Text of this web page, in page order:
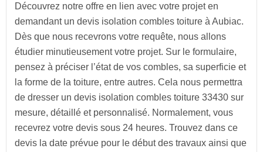
Découvrez notre offre en lien avec votre projet en
demandant un devis isolation combles toiture à Aubiac.
Dès que nous recevrons votre requête, nous allons
étudier minutieusement votre projet. Sur le formulaire,
pensez à préciser l’état de vos combles, sa superficie et
la forme de la toiture, entre autres. Cela nous permettra
de dresser un devis isolation combles toiture 33430 sur
mesure, détaillé et personnalisé. Normalement, vous
recevrez votre devis sous 24 heures. Trouvez dans ce
devis la date prévue pour le début des travaux ainsi que